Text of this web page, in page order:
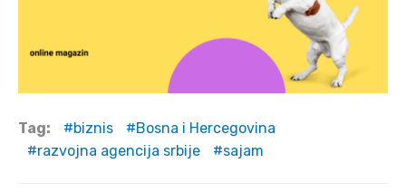
Tag: biznis
Bosna i Hercegovina
razvojna agencija srbije
sajam